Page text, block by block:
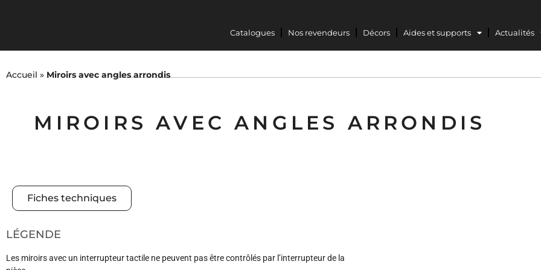
Catalogues Nos revendeurs Décors Aides et supports Actualités
Accueil » Miroirs avec angles arrondis
MIROIRS AVEC ANGLES ARRONDIS
Fiches techniques
LÉGENDE
Les miroirs avec un interrupteur tactile ne peuvent pas être contrôlés par l’interrupteur de la